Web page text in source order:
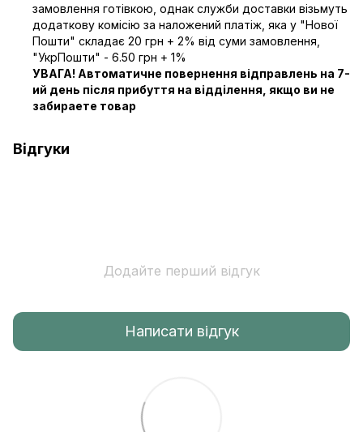
замовлення готівкою, однак служби доставки візьмуть
додаткову комісію за наложений платіж, яка у "Нової
Пошти" складає 20 грн + 2% від суми замовлення,
"УкрПошти" - 6.50 грн + 1%
УВАГА! Автоматичне повернення відправлень на 7-
ий день після прибуття на відділення, якщо ви не
забираете товар
Відгуки
Додайте перший відгук
Написати відгук